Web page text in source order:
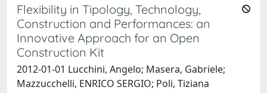
Flexibility in Tipology, Technology,
Construction and Performances: an
Innovative Approach for an Open
Construction Kit
2012-01-01 Lucchini, Angelo; Masera, Gabriele;
Mazzucchelli, ENRICO SERGIO; Poli, Tiziana